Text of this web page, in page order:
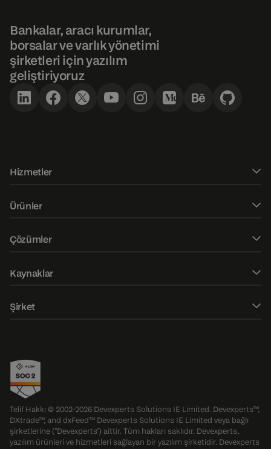
Bankalar, aracı kurumlar,
borsalar ve varlık yönetimi
şirketleri için yazılım
geliştiriyoruz
Hizmetler
Fintech danışmanlığı
QA testleri
Ürünler
DXtrade XT
DXfina piyasa veri terminali
Çözümler
Emir yönetim sistemi
Opsiyon işlem platformu
Kaynaklar
Şirket
Etkinlikler
Ödüller
Press releases
Kariyer olanakları
Telif Hakkı © 2002-2026 Devexperts Solutions IE Limited. Devexperts™,
DXtrade™, and dxFeed™ Devexperts Solutions IE Limited veya bağlı
şirketlerine ("Devexperts") aittir. Tüm hakları saklıdır. Devexperts,
yazılım ürünleri ve hizmetleri sağlayan bir yazılım şirketidir. Devexperts